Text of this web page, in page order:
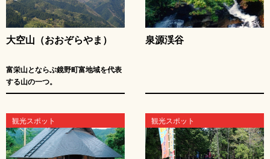
大空山（おおぞらやま）
富栄山とならぶ鏡野町富地域を代表
する山の一つ。
泉源渓谷
観光スポット 観光スポット